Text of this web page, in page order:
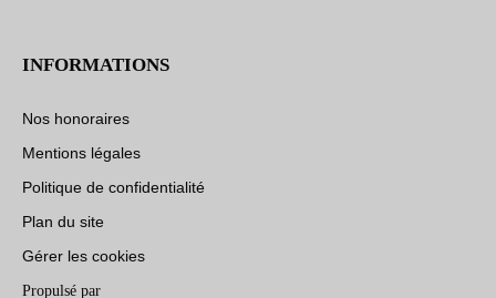
INFORMATIONS
Nos honoraires
Mentions légales
Politique de confidentialité
Plan du site
Gérer les cookies
Propulsé par